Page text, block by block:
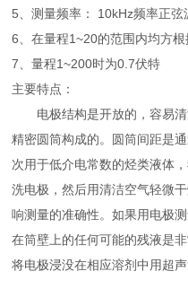
5、测量频率： 10kHz频率正弦
6、在量程1~20的范围内均方
7、量程1~200时为0.7伏特
主要特点：
电极结构是开放的，容易清
精密圆筒构成的。圆筒间距是
次用于低介电常数的烃类液体
洗电极，然后用清洁空气轻微
响测量的准确性。如果用电极
在筒壁上的任何可能的残液是
将电极浸没在相应溶剂中用超声